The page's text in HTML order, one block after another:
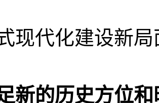
现代化建设新局
新的历史方位